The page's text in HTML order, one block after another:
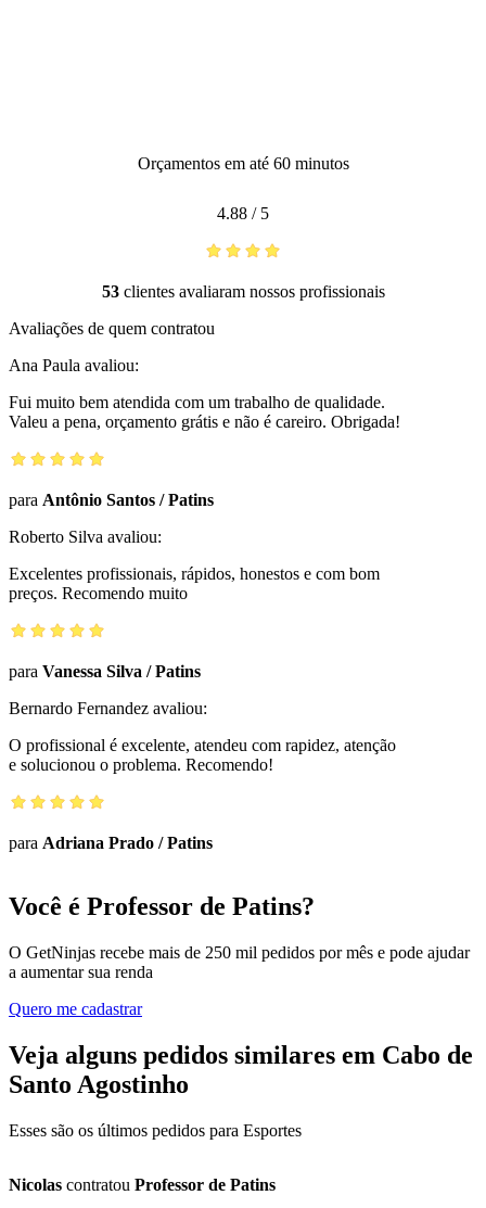
Orçamentos em até 60 minutos
4.88 / 5
53clientes avaliaram nossos profissionais
Avaliações de quem contratou
Ana Paula avaliou:
Fui muito bem atendida com um trabalho de qualidade.
Valeu a pena, orçamento grátis e não é careiro. Obrigada!
para Antônio Santos /Patins
Roberto Silva avaliou:
Excelentes profissionais, rápidos, honestos e com bom
preços. Recomendo muito
para Vanessa Silva /Patins
Bernardo Fernandez avaliou:
O profissional é excelente, atendeu com rapidez, atenção
e solucionou o problema. Recomendo!
para Adriana Prado /Patins
Você é Professor de Patins?
O GetNinjas recebe mais de 250 mil pedidos por mês e pode ajudar
a aumentar sua renda
Quero me cadastrar
Veja alguns pedidos similares em Cabo de
Santo Agostinho
Esses são os últimos pedidos para Esportes
Nicolas contratou Professor de Patins